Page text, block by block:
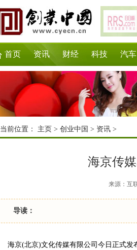
首页 资讯 财经 科技 汽车
当前位置： 主页 > 创业中国 > 资讯 >
海京传
来源：互
导读：
海京(北京)文化传媒有限公司今日正式